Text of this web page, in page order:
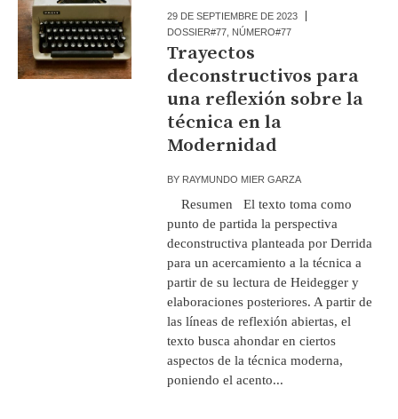
29 DE SEPTIEMBRE DE 2023
DOSSIER#77 NÚMERO#77
Trayectos
deconstructivos para
una reflexión sobre la
técnica en la
Modernidad
BY RAYMUNDO MIER GARZA
Resumen El texto toma como
punto de partida la perspectiva
deconstructiva planteada por Derrida
para un acercamiento a la técnica a
partir de su lectura de Heidegger y
elaboraciones posteriores. A partir de
las líneas de reflexión abiertas, el
texto busca ahondar en ciertos
aspectos de la técnica moderna,
poniendo el acento...